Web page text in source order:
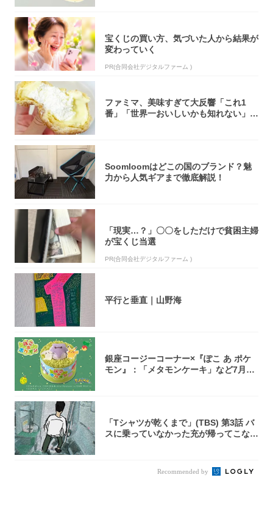
宝くじの買い方、気づいた人から結果が
変わっていく
PR(合同会社デジタルファーム )
ファミマ、美味すぎて大反響「これ1
番」「世界一おいしいかも知れない」
Soomloomはどこの国のブランド？魅
力から人気ギアまで徹底解説！
「現実…？」〇〇をしただけで貧困主婦
が宝くじ当選
PR(合同会社デジタルファーム )
平行と垂直｜山野海
銀座コージーコーナー×『ぽこ あ ポケ
モン』：「メタモンケーキ」など7月31
「Tシャツが乾くまで」(TBS) 第3話 バ
スに乗っていなかった充が帰ってこな
Recommended by